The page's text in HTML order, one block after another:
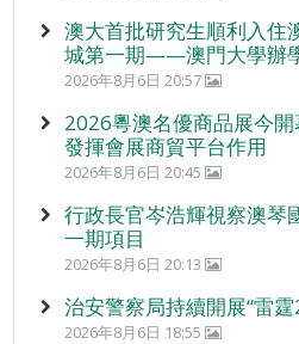
澳大首批研究生順利入住
城第一期——澳門大學辦
2026年8月6日 20:57
2026粵澳名優商品展今
發揮會展商貿平台作用
2026年8月6日 20:45
行政長官岑浩輝視察澳琴
一期項目
2026年8月6日 20:13
治安警察局持續開展“雷
2026年8月6日 18:55